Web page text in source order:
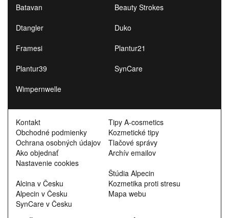
Batavan
Beauty Strokes
Dtangler
Duko
Framesi
Plantur21
Plantur39
SynCare
Wimpernwelle
Kontakt
Obchodné podmienky
Ochrana osobných údajov
Ako objednať
Nastavenie cookies
Alcina v Česku
Alpecin v Česku
SynCare v Česku
Tipy A-cosmetics
Kozmetické tipy
Tlačové správy
Archív emailov
Štúdia Alpecin
Kozmetika proti stresu
Mapa webu